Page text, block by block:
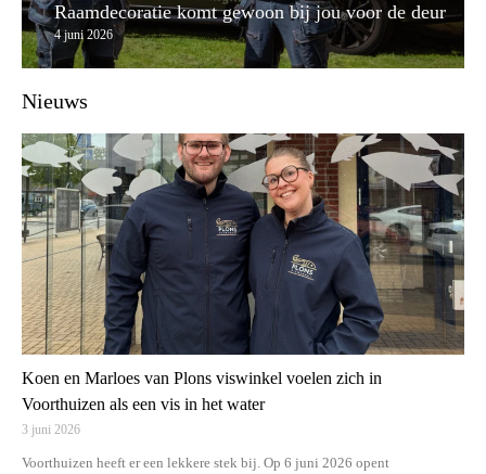
Raamdecoratie komt gewoon bij jou voor de deur
4 juni 2026
Nieuws
Koen en Marloes van Plons viswinkel voelen zich in
Voorthuizen als een vis in het water
3 juni 2026
Voorthuizen heeft er een lekkere stek bij. Op 6 juni 2026 opent